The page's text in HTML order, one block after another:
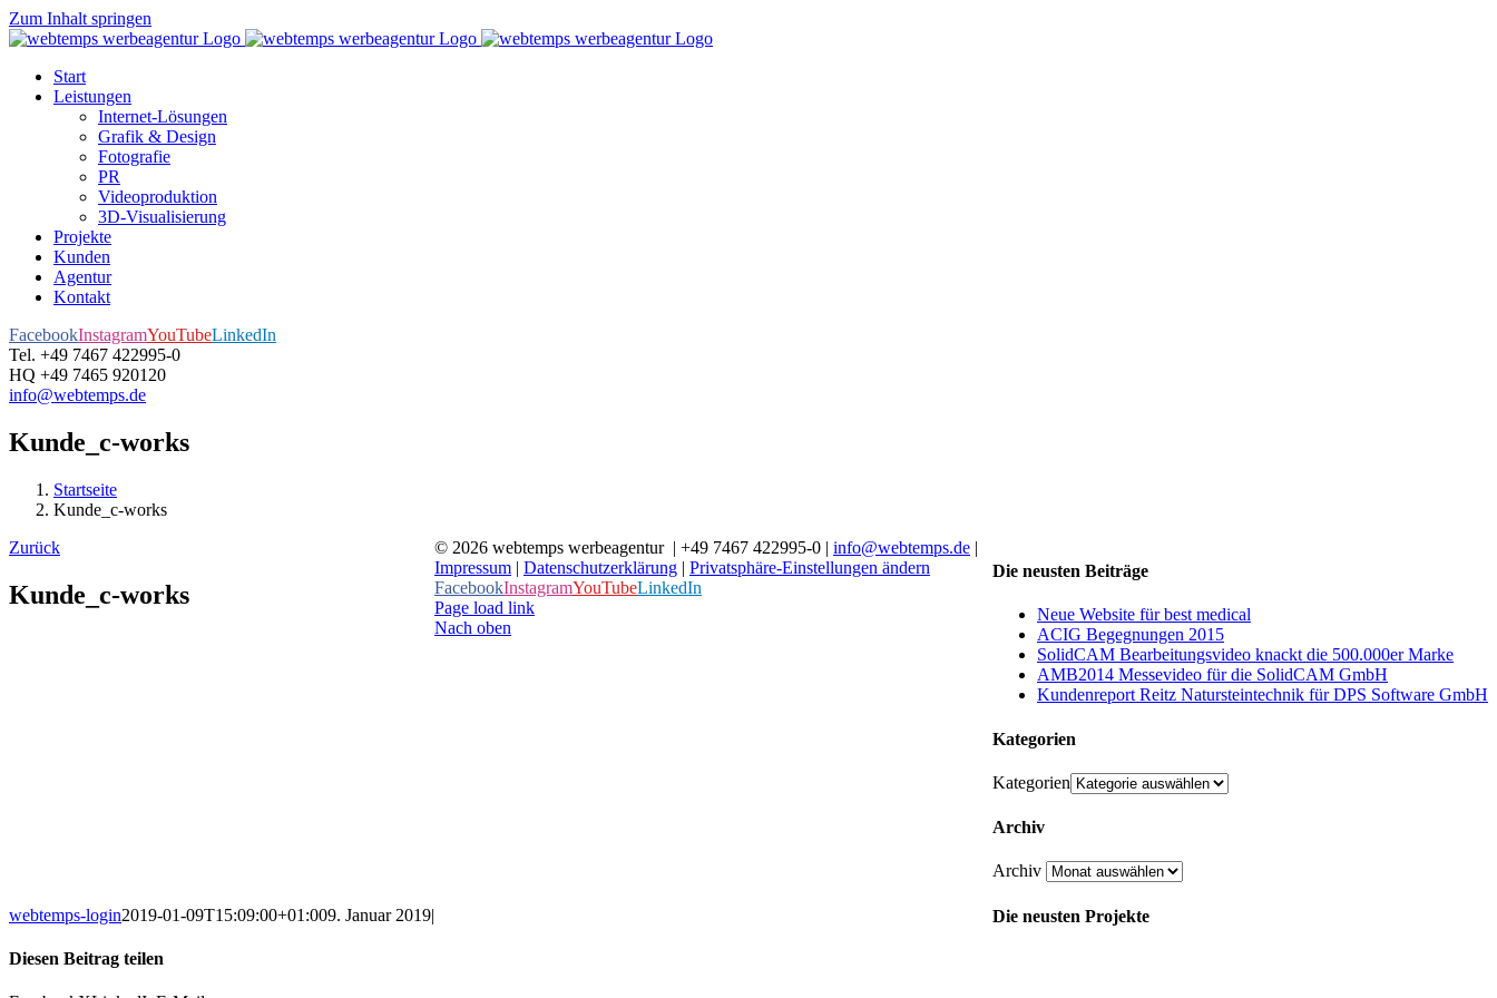
Zum Inhalt springen
Start
Leistungen
Internet-Lösungen
Grafik & Design
Fotografie
PR
Videoproduktion
3D-Visualisierung
Projekte
Kunden
Agentur
Kontakt
FacebookInstagramYouTubeLinkedIn
Tel. +49 7467 422995-0
HQ +49 7465 920120
info@webtemps.de
Kunde_c-works
Startseite
Kunde_c-works
Zurück
Kunde_c-works
webtemps-login2019-01-09T15:09:00+01:009. Januar 2019|
Diesen Beitrag teilen
Die neusten Beiträge
Neue Website für best medical
ACIG Begegnungen 2015
SolidCAM Bearbeitungsvideo knackt die 500.000er Marke
AMB2014 Messevideo für die SolidCAM GmbH
Kundenreport Reitz Natursteintechnik für DPS Software GmbH
Kategorien
Kategorien
Archiv
Archiv
Die neusten Projekte
© 2026 webtemps werbeagentur | +49 7467 422995-0 | info@webtemps.de |
Impressum | Datenschutzerklärung | Privatsphäre-Einstellungen ändern
FacebookInstagramYouTubeLinkedIn
Page load link
Nach oben